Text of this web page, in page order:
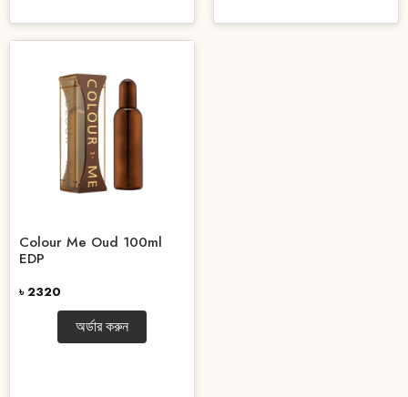
Colour Me Oud 100ml
EDP
৳ 2320
অর্ডার করুন